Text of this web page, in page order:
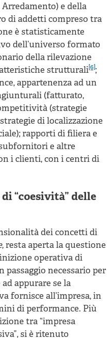
e della
di addetti compreso tra
è statisticamente
dell’universo formato
della rilevazione
strutturali[6];
appartenenza ad un
(fatturato,
(strategie
di localizzazione
rapporti di filiera e
e altre
i clienti, con i centri di
“coesività” delle
dei concetti di
, resta aperta la questione
operativa di
passaggio necessario per
appurare se la
fornisce all’impresa, in
di performance. Più
tra “impresa
si è ritenuto